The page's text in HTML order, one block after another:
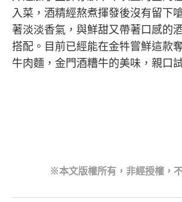
入菜，酒精經熬煮揮發後沒有留下
著淡淡香氣，與鮮甜又帶著口感的
搭配。目前已經能在金牪嘗鮮這款
牛肉麵，金門酒糟牛的美味，親口
※本文版權所有，非經授權，